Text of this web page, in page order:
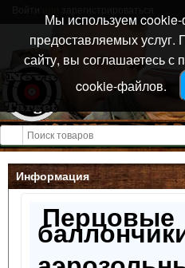
Открыть меню
Информация
Перцовые
Мы используем
предоставляемых
сайту, вы соглашаетесь с
cookie-файлов.